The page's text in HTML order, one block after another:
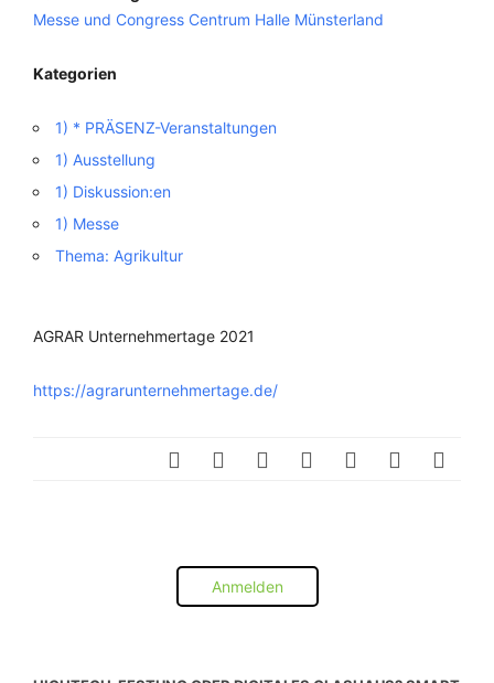
Messe und Congress Centrum Halle Münsterland
Kategorien
1) * PRÄSENZ-Veranstaltungen
1) Ausstellung
1) Diskussion:en
1) Messe
Thema: Agrikultur
AGRAR Unternehmertage 2021
https://agrarunternehmertage.de/
Anmelden